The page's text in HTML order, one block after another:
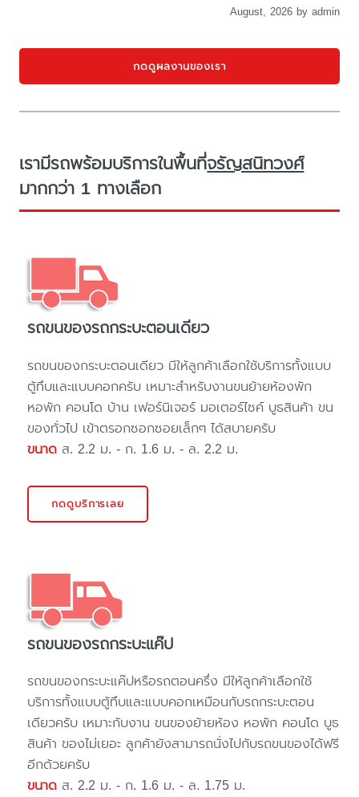
August, 2026 by admin
กดดูผลงานของเรา
เรามีรถพร้อมบริการในพื้นที่จรัญสนิทวงศ์
มากกว่า 1 ทางเลือก
รถขนของรถกระบะตอนเดียว
รถขนของกระบะตอนเดียว มีให้ลูกค้าเลือกใช้บริการทั้งแบบ
ตู้ทึบและแบบคอกครับ เหมาะสำหรับงานขนย้ายห้องพัก
หอพัก คอนโด บ้าน เฟอร์นิเจอร์ มอเตอร์ไซค์ บูธสินค้า ขน
ของทั่วไป เข้าตรอกซอกซอยเล็กๆ ได้สบายครับ
ขนาด ส. 2.2 ม. - ก. 1.6 ม. - ล. 2.2 ม.
กดดูบริการเลย
รถขนของรถกระบะแค๊ป
รถขนของกระบะแค๊ปหรือรถตอนครึ่ง มีให้ลูกค้าเลือกใช้
บริการทั้งแบบตู้ทึบและแบบคอกเหมือนกับรถกระบะตอน
เดียวครับ เหมาะกับงาน ขนของย้ายห้อง หอพัก คอนโด บูธ
สินค้า ของไม่เยอะ ลูกค้ายังสามารถนั่งไปกับรถขนของได้ฟรี
อีกด้วยครับ
ขนาด ส. 2.2 ม. - ก. 1.6 ม. - ล. 1.75 ม.